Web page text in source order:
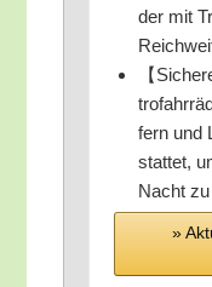
der mit
【
fern und
stat­tet,
Nacht
»